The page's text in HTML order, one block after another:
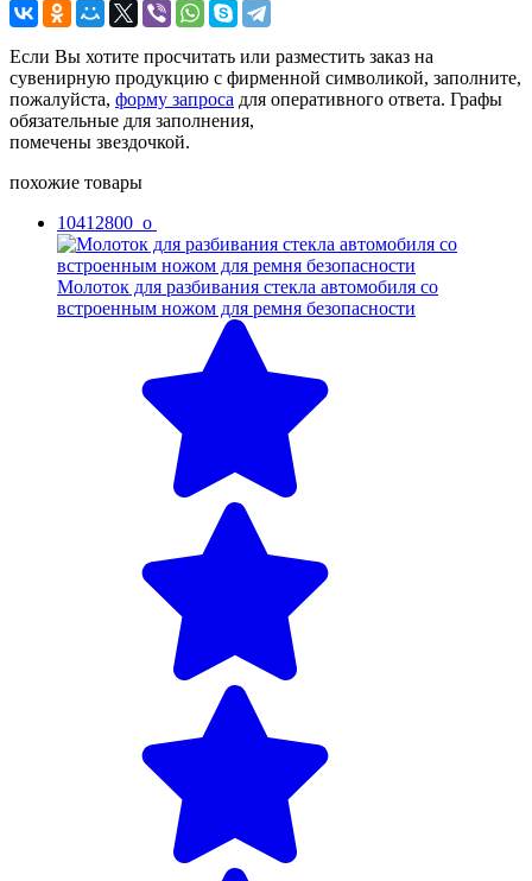
Если Вы хотите просчитать или разместить заказ на
сувенирную продукцию с фирменной символикой, заполните,
пожалуйста, форму запроса для оперативного ответа. Графы
обязательные для заполнения,
помечены звездочкой.
похожие товары
10412800_o
Молоток для разбивания стекла автомобиля со
встроенным ножом для ремня безопасности